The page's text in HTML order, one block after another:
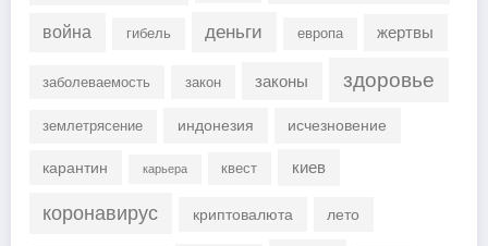
война гибель деньги европа жертвы
заболеваемость закон законы здоровье
землетрясение индонезия
исчезновение
карантин
карьера квест киев
коронавирус криптовалюта лето